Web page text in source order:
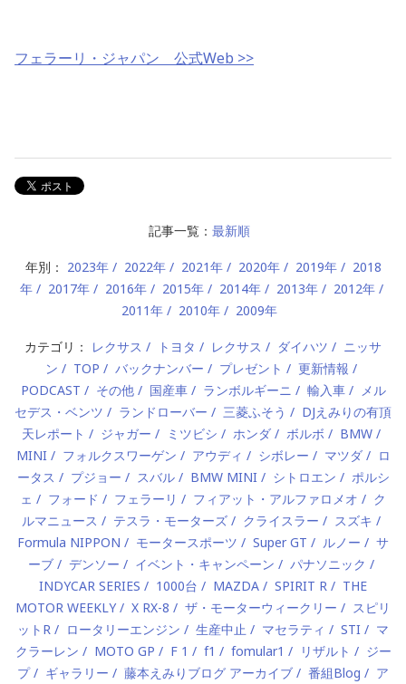
フェラーリ・ジャパン 公式Web >>
記事一覧： 最新順
年別： 2023年 2022年 2021年 2020年 2019年
2018
年
2017年 2016年 2015年 2014年 2013年
2012年
2011年
2010年 2009年
カテゴリ： レクサス トヨタ レクサス ダイハツ
ニッサ
ン
TOP バックナンバー プレゼント
更新情報
PODCAST
その他 国産車 ランボルギーニ 輸入車
メル
セデス・ベンツ
ランドローバー 三菱ふそう
DJえみりの有頂
天レポート
ジャガー ミツビシ ホンダ ボルボ
BMW
MINI
フォルクスワーゲン アウディ シボレー マツダ
ロ
ータス
プジョー スバル BMW MINI シトロエン
ポルシ
ェ
フォード フェラーリ フィアット・アルファロメオ
ク
ルマニュース
テスラ・モーターズ クライスラー
スズキ
Formula NIPPON
モータースポーツ Super GT ルノー
サ
ーブ
デンソー イベント・キャンペーン
パナソニック
INDYCAR SERIES
1000台 MAZDA SPIRIT R
THE
MOTOR WEEKLY
X RX-8 ザ・モーターウィークリー
スピリ
ットR
ロータリーエンジン 生産中止 マセラティ STI
マ
クラーレン
MOTO GP F 1 f1 fomular1 リザルト
ジー
プ
ギャラリー 藤本えみりブログ アーカイブ 番組Blog
ア